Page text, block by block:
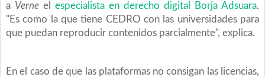
a Verne el especialista en derecho digital Borja Adsuara.
"Es como la que tiene CEDRO con las universidades para
que puedan reproducir contenidos parcialmente", explica.
En el caso de que las plataformas no consigan las licencias,